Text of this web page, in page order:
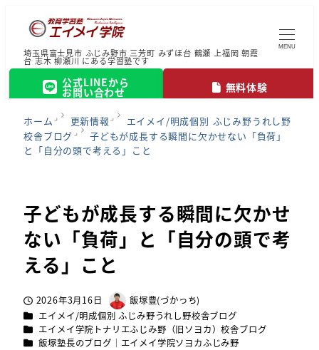
埼玉県富士見市 ふじみ野市 三芳町 みずほ台 鶴瀬 上福岡 朝霞
台 志木 柳瀬川 にある学習塾です
公式LINEから
お問い合わせ 無料体験
MENU
ホーム 更新情報
エイメイ/明成個別 ふじみ野うれし野
校舎ブログ
子どもが成長する瞬間に欠かせない「負荷」
と「自分の頭で考える」こと
子どもが成長する瞬間に欠かせ
ない「負荷」と「自分の頭で考
える」こと
投稿日2026年3月16日
著
者
飯塚豊(づかっち)
カテゴリー
エイメイ/明成個別 ふじみ野うれし野校舎ブログ
カテゴリー
エイメイ学院トナリエふじみ野（旧ソヨカ）校舎ブログ
カテゴリー
飯塚塾長のブログ｜エイメイ学院ソヨカふじみ野